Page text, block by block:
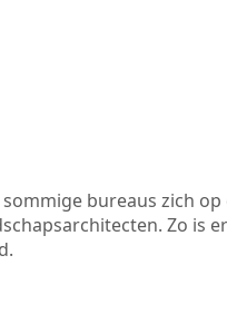
bureaus zich
Zo is